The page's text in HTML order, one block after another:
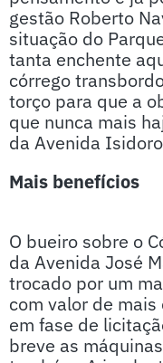
gestão Roberto
situação do
tanta enchente
córrego
torço para que a
que nunca mais
da Avenida
Mais benefícios
O bueiro sobre o
da Avenida José
trocado por um
com valor de
em fase de
breve as